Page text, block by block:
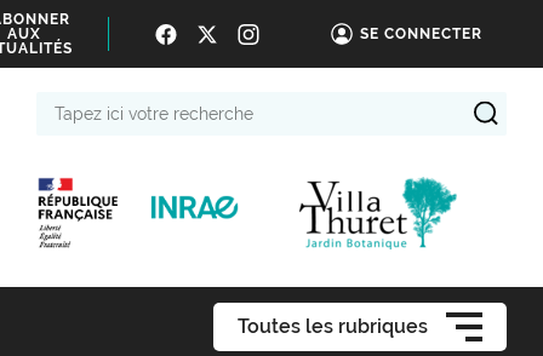
AUX
SE CONNECTER
Toutes les rubriques